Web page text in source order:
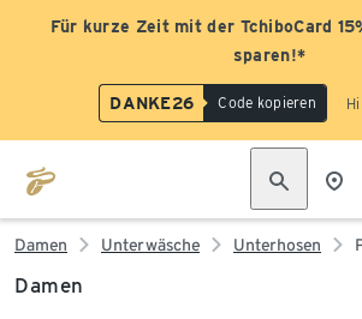
Für kurze Zeit mit der TchiboCard
sparen!*
DANKE26 Code kopieren
Damen Unterwäsche Unterhosen
Damen